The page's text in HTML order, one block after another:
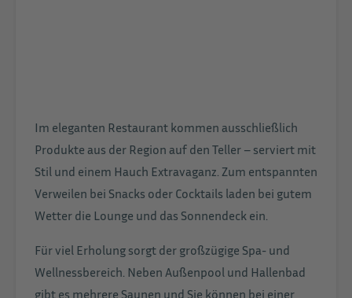
Im eleganten Restaurant kommen ausschließlich
Produkte aus der Region auf den Teller – serviert mit
Stil und einem Hauch Extravaganz. Zum entspannten
Verweilen bei Snacks oder Cocktails laden bei gutem
Wetter die Lounge und das Sonnendeck ein.
Für viel Erholung sorgt der großzügige Spa- und
Wellnessbereich. Neben Außenpool und Hallenbad
gibt es mehrere Saunen und Sie können bei einer